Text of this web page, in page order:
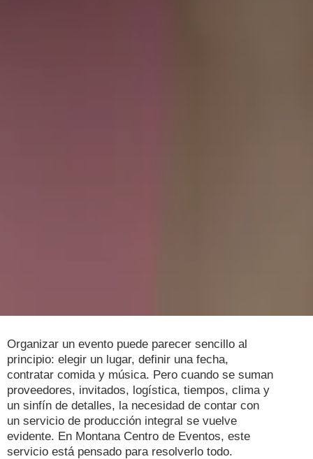
Organizar un evento puede parecer sencillo al
principio: elegir un lugar, definir una fecha,
contratar comida y música. Pero cuando se suman
proveedores, invitados, logística, tiempos, clima y
un sinfín de detalles, la necesidad de contar con
un servicio de producción integral se vuelve
evidente. En Montana Centro de Eventos, este
servicio está pensado para resolverlo todo.